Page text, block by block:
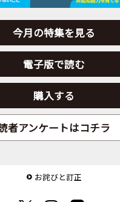
今月の特集を見る
電子版で読む
購入する
者アンケートはコチラ
お詫びと訂正